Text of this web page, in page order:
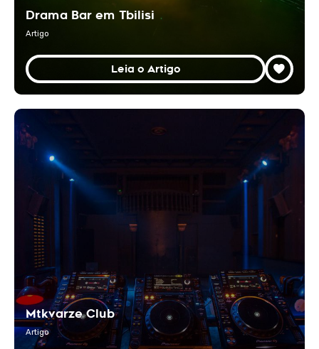
Drama Bar em Tbilisi
Artigo
Leia o Artigo
Mtkvarze Club
Artigo